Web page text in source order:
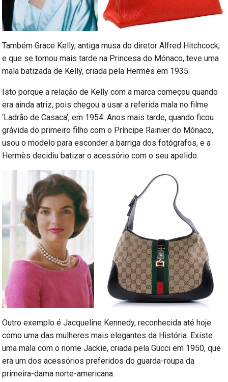
Também Grace Kelly, antiga musa do diretor Alfred Hitchcock,
e que se tornou mais tarde na Princesa do Mónaco, teve uma
mala batizada de Kelly, criada pela Hermès em 1935.
Isto porque a relação de Kelly com a marca começou quando
era ainda atriz, pois chegou a usar a referida mala no filme
‘Ladrão de Casaca’, em 1954. Anos mais tarde, quando ficou
grávida do primeiro filho com o Príncipe Rainier do Mónaco,
usou o modelo para esconder a barriga dos fotógrafos, e a
Hermès decidiu batizar o acessório com o seu apelido.
Outro exemplo é Jacqueline Kennedy, reconhecida até hoje
como uma das mulheres mais elegantes da História. Existe
uma mala com o nome Jackie, criada pela Gucci em 1950, que
era um dos acessórios preferidos do guarda-roupa da
primeira-dama norte-americana.